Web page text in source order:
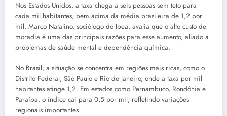
Nos Estados Unidos, a taxa chega a seis pessoas sem teto para
cada mil habitantes, bem acima da média brasileira de 1,2 por
mil. Marco Natalino, sociólogo do Ipea, avalia que o alto custo de
moradia é uma das principais razões para esse aumento, aliado a
problemas de saúde mental e dependência química.
No Brasil, a situação se concentra em regiões mais ricas, como o
Distrito Federal, São Paulo e Rio de Janeiro, onde a taxa por mil
habitantes atinge 1,2. Em estados como Pernambuco, Rondônia e
Paraíba, o índice cai para 0,5 por mil, refletindo variações
regionais importantes.